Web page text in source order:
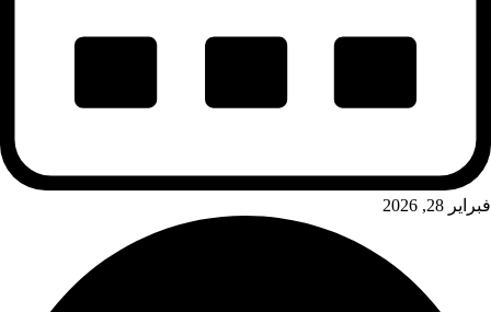
فبراير 28, 2026